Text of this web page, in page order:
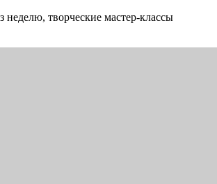
неделю, творческие мастер-классы